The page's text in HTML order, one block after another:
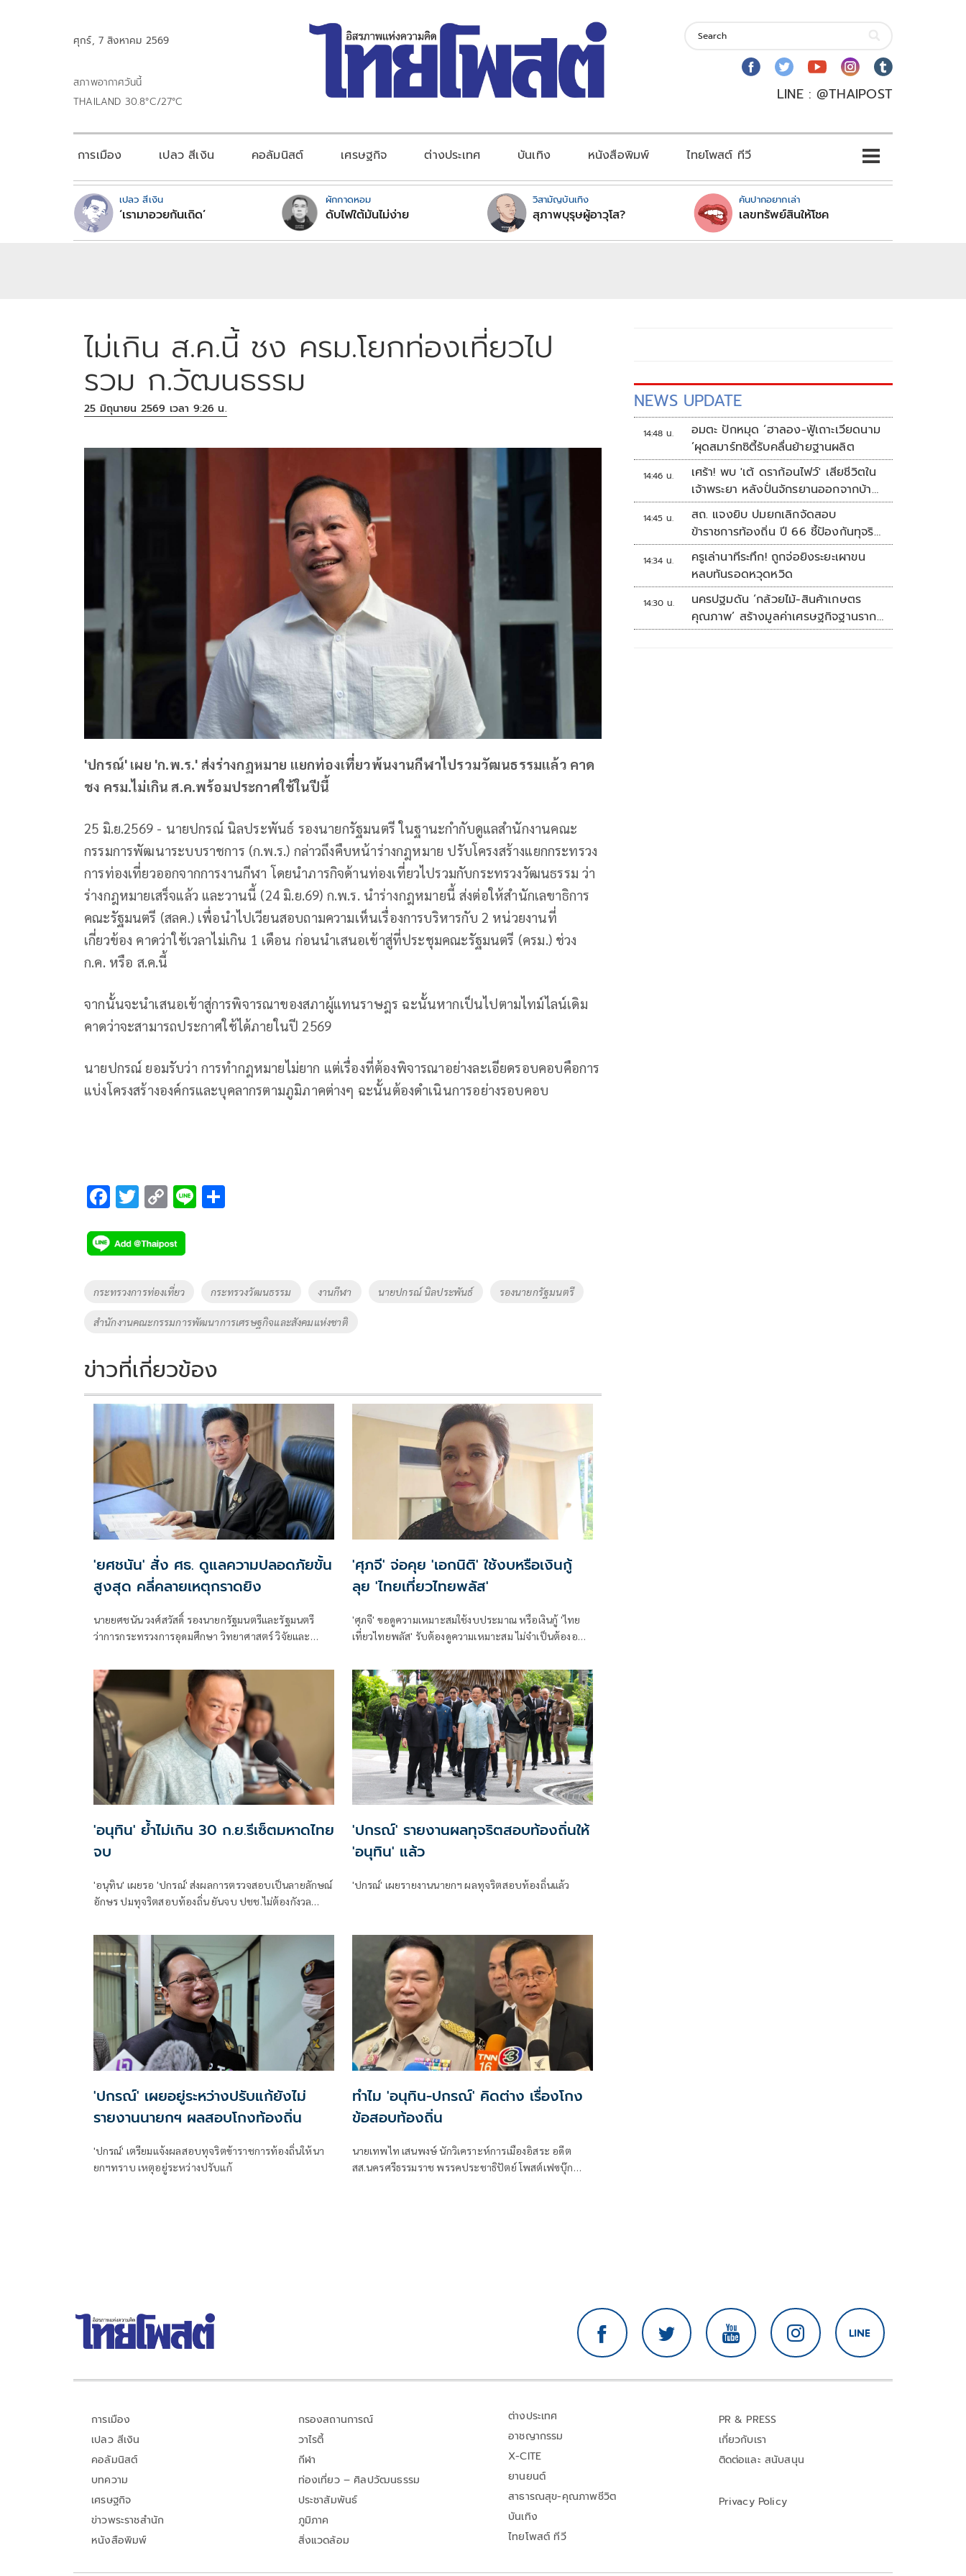
ศุกร์, 7 สิงหาคม 2569
สภาพอากาศวันนี้
THAILAND 30.8°C/27°C
LINE : @THAIPOST
การเมือง เปลว สีเงิน คอลัมนิสต์ เศรษฐกิจ ต่างประเทศ บันเทิง หนังสือพิมพ์ ไทยโพสต์ ทีวี
เปลว สีเงิน
‘เรามาอวยกันเถิด’
ผักกาดหอม
ดับไฟใต้มันไม่ง่าย
วิสามัญบันเทิง
สุภาพบุรุษผู้อาวุโส?
คันปากอยากเล่า
เลขทรัพย์สินให้โชค
ไม่เกิน ส.ค.นี้ ชง ครม.โยกท่องเที่ยวไป
รวม ก.วัฒนธรรม
25 มิถุนายน 2569 เวลา 9:26 น.
'ปกรณ์' เผย 'ก.พ.ร.' ส่งร่างกฎหมาย แยกท่องเที่ยวพ้นงานกีฬาไปรวมวัฒนธรรมแล้ว คาด
ชง ครม.ไม่เกิน ส.ค.พร้อมประกาศใช้ในปีนี้
25 มิ.ย.2569 - นายปกรณ์ นิลประพันธ์ รองนายกรัฐมนตรี ในฐานะกำกับดูแลสำนักงานคณะ
กรรมการพัฒนาระบบราชการ (ก.พ.ร.) กล่าวถึงคืบหน้าร่างกฎหมาย ปรับโครงสร้างแยกกระทรวง
การท่องเที่ยวออกจากการงานกีฬา โดยนำภารกิจด้านท่องเที่ยวไปรวมกับกระทรวงวัฒนธรรม ว่า
ร่างกฎหมายเสร็จแล้ว และวานนี้ (24 มิ.ย.69)​ ก.พ.ร. นำร่างกฎหมายนี้ ส่งต่อให้สํานักเลขาธิการ
คณะรัฐมนตรี (สลค.) เพื่อนำไปเวียนสอบถามความเห็นเรื่องการบริหารกับ 2 หน่วยงานที่
เกี่ยวข้อง คาดว่าใช้เวลาไม่เกิน 1 เดือน ก่อนนำเสนอเข้าสู่ที่ประชุมคณะรัฐมนตรี (ครม.) ช่วง
ก.ค. หรือ ส.ค.นี้
จากนั้นจะนำเสนอเข้าสู่การพิจารณาของสภาผู้แทนราษฎร ฉะนั้นหากเป็นไปตามไทม์ไลน์เดิม
คาดว่าจะสามารถประกาศใช้ได้ภายในปี 2569
นายปกรณ์ ยอมรับว่า การทำกฎหมายไม่ยาก แต่เรื่องที่ต้องพิจารณาอย่างละเอียดรอบคอบคือการ
แบ่งโครงสร้างองค์กรและบุคลากรตามภูมิภาคต่างๆ ฉะนั้นต้องดำเนินการอย่างรอบคอบ
F
e
b
o
o
k
T
tt
er
C
p
y
Li
k
Li
Tags
กระทรวงการท่องเที่ยว กระทรวงวัฒนธรรม งานกีฬา นายปกรณ์ นิลประพันธ์ รองนายกรัฐมนตรี
สำนักงานคณะกรรมการพัฒนาการเศรษฐกิจและสังคมแห่งชาติ
ข่าวที่เกี่ยวข้อง
'ยศชนัน' สั่ง ศธ. ดูแลความปลอดภัยขั้น
สูงสุด คลี่คลายเหตุกราดยิง
นายยศชนัน วงศ์สวัสดิ์ รองนายกรัฐมนตรีและรัฐมนตรี
ว่าการกระทรวงการอุดมศึกษา วิทยาศาสตร์ วิจัยและ
เสียใจอย่างสุดซึ้งต่อครอบครัวผู้สูญเสีย
'ศุภจี' จ่อคุย 'เอกนิติ' ใช้งบหรือเงินกู้
ลุย 'ไทยเที่ยวไทยพลัส'
'ศุภจี' ขอดูความเหมาะสมใช้งบประมาณ หรือเงินกู้ 'ไทย
เที่ยวไทยพลัส' รับต้องดูความเหมาะสม ไม่จำเป็นต้องออก
'อนุทิน' ย้ำไม่เกิน 30 ก.ย.รีเซ็ตมหาดไทย
จบ
'อนุทิน' เผยรอ 'ปกรณ์' ส่งผลการตรวจสอบเป็นลายลักษณ์
อักษร ปมทุจริตสอบท้องถิ่น ยันจบ ปชช.ไม่ต้องกังวล
บอกไม่มีใครวิ่งเต้นได้ ชี้รีเซ็ต มท.จบใน ก.ย.นี้
'ปกรณ์' รายงานผลทุจริตสอบท้องถิ่นให้
'อนุทิน' แล้ว
'ปกรณ์' เผยรายงานนายกฯ ผลทุจริตสอบท้องถิ่นแล้ว
'ปกรณ์' เผยอยู่ระหว่างปรับแก้ยังไม่
รายงานนายกฯ ผลสอบโกงท้องถิ่น
'ปกรณ์' เตรียมแจ้งผลสอบทุจริตข้าราชการท้องถิ่นให้นา
ยกฯทราบ เหตุอยู่ระหว่างปรับแก้
ทำไม 'อนุทิน-ปกรณ์' คิดต่าง เรื่องโกง
ข้อสอบท้องถิ่น
นายเทพไท เสนพงษ์ นักวิเคราะห์การเมืองอิสระ อดีต
สส.นครศรีธรรมราช พรรคประชาธิปัตย์ โพสต์เฟซบุ๊ก
NEWS UPDATE
14:48 น.
อมตะ ปักหมุด ‘ฮาลอง-ฟู้เถาะเวียดนาม
’ผุดสมาร์ทซิตี้รับคลื่นย้ายฐานผลิต
14:46 น.
เศร้า! พบ 'เต้ ดราก้อนไฟว์' เสียชีวิตใน
เจ้าพระยา หลังปั่นจักรยานออกจากบ้าน
ตี 4
14:45 น.
สถ. แจงยิบ ปมยกเลิกจัดสอบ
ข้าราชการท้องถิ่น ปี 66 ชี้ป้องกันทุจริต
หวั่นรัฐเสียหาย
14:34 น.
ครูเล่านาทีระทึก! ถูกจ่อยิงระยะเผาขน
หลบทันรอดหวุดหวิด
14:30 น.
นครปฐมดัน ‘กล้วยไม้-สินค้าเกษตร
คุณภาพ’ สร้างมูลค่าเศรษฐกิจฐานราก
ตั้งเป้าเงินสะพัด 10 ล้านบาท
การเมือง
เปลว สีเงิน
คอลัมนิสต์
บทความ
เศรษฐกิจ
ข่าวพระราชสำนัก
หนังสือพิมพ์
กรองสถานการณ์
วาไรตี้
กีฬา
ท่องเที่ยว – ศิลปวัฒนธรรม
ประชาสัมพันธ์
ภูมิภาค
สิ่งแวดล้อม
ต่างประเทศ
อาชญากรรม
X-CITE
ยานยนต์
สาธารณสุข-คุณภาพชีวิต
บันเทิง
ไทยโพสต์ ทีวี
PR & PRESS
เกี่ยวกับเรา
ติดต่อและ สนับสนุน
Privacy Policy